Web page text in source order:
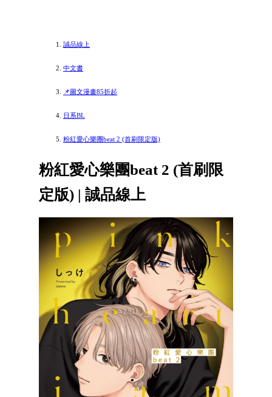
誠品線上
中文書
📌圖文漫畫85折起
日系BL
粉紅愛心樂團beat 2 (首刷限定版)
粉紅愛心樂團beat 2 (首刷限
定版) | 誠品線上